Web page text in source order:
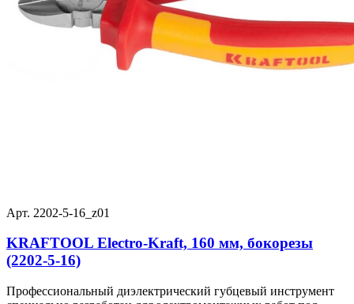
Арт. 2202-5-16_z01
KRAFTOOL Electro-Kraft, 160 мм, бокорезы
(2202-5-16)
Профессиональный диэлектрический губцевый инструмент